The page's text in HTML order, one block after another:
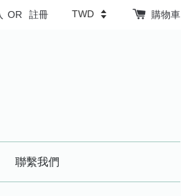
OR 註冊 購物車
聯繫我們